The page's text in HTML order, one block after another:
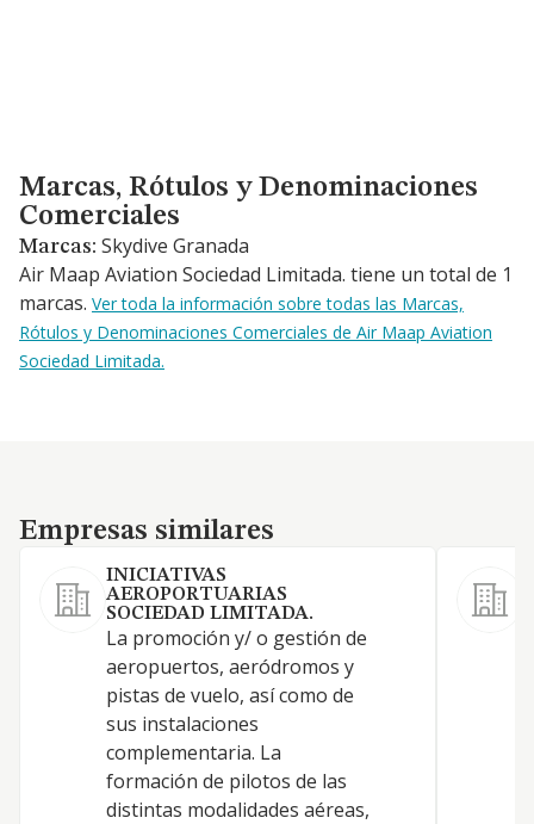
Marcas, Rótulos y Denominaciones Comerciales
Marcas, Rótulos y Denominaciones
Comerciales
Marcas: Skydive Granada
Air Maap Aviation Sociedad Limitada. tiene un total de 1
marcas. Ver toda la información sobre todas las Marcas,
Rótulos y Denominaciones Comerciales de Air Maap Aviation
Sociedad Limitada.
Empresas similares
Empresas similares
INICIATIVAS
AEROPORTUARIAS
SOCIEDAD LIMITADA.
La promoción y/ o gestión de
aeropuertos, aeródromos y
pistas de vuelo, así como de
sus instalaciones
complementaria. La
formación de pilotos de las
distintas modalidades aéreas,